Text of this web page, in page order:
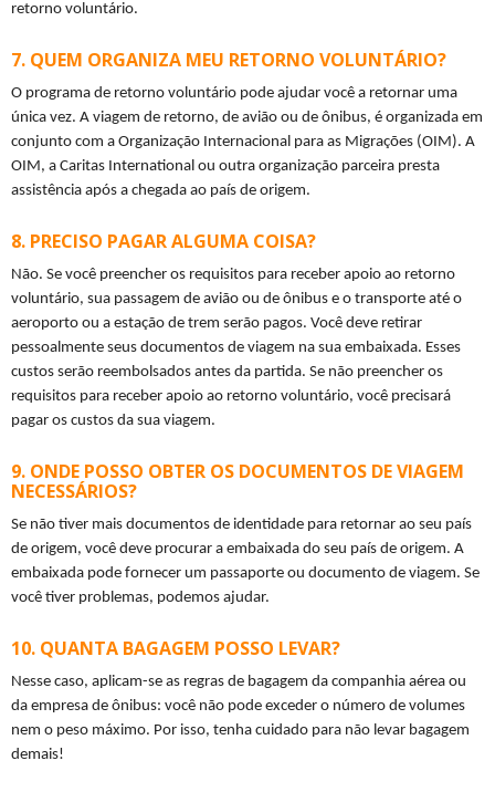
retorno voluntário.
QUEM ORGANIZA MEU RETORNO VOLUNTÁRIO?
O programa de retorno voluntário pode ajudar você a retornar uma
única vez. A viagem de retorno, de avião ou de ônibus, é organizada em
conjunto com a Organização Internacional para as Migrações (OIM). A
OIM, a Caritas International ou outra organização parceira presta
assistência após a chegada ao país de origem.
PRECISO PAGAR ALGUMA COISA?
Não. Se você preencher os requisitos para receber apoio ao retorno
voluntário, sua passagem de avião ou de ônibus e o transporte até o
aeroporto ou a estação de trem serão pagos. Você deve retirar
pessoalmente seus documentos de viagem na sua embaixada. Esses
custos serão reembolsados antes da partida. Se não preencher os
requisitos para receber apoio ao retorno voluntário, você precisará
pagar os custos da sua viagem.
ONDE POSSO OBTER OS DOCUMENTOS DE VIAGEM
NECESSÁRIOS?
Se não tiver mais documentos de identidade para retornar ao seu país
de origem, você deve procurar a embaixada do seu país de origem. A
embaixada pode fornecer um passaporte ou documento de viagem. Se
você tiver problemas, podemos ajudar.
QUANTA BAGAGEM POSSO LEVAR?
Nesse caso, aplicam-se as regras de bagagem da companhia aérea ou
da empresa de ônibus: você não pode exceder o número de volumes
nem o peso máximo. Por isso, tenha cuidado para não levar bagagem
demais!